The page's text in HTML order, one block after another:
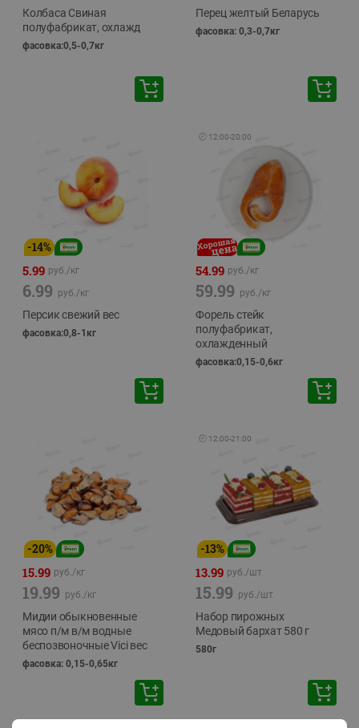
Колбаса Свиная
полуфабрикат, охлажд
фасовка:0,5-0,7кг
Перец желтый Беларусь
фасовка: 0,3-0,7кг
-14%
5.99 руб./кг
6.99 руб./кг
Персик свежий вес
фасовка:0,8-1кг
🕘 12:00-20:00
54.99 руб./кг
59.99 руб./кг
Форель стейк
полуфабрикат,
охлажденный
фасовка:0,15-0,6кг
-20%
15.99 руб./кг
19.99 руб./кг
Мидии обыкновенные
мясо п/м в/м водные
беспозвоночные Vici вес
фасовка: 0,15-0,65кг
🕘 12:00-21:00
-13%
13.99 руб./шт
15.99 руб./шт
Набор пирожных
Медовый бархат 580 г
580г